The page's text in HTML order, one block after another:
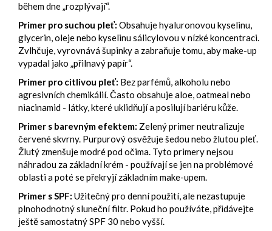
během dne „rozplývají“.
Primer pro suchou pleť: Obsahuje hyaluronovou kyselinu,
glycerin, oleje nebo kyselinu sálicylovou v nízké koncentraci.
Zvlhčuje, vyrovnává šupinky a zabraňuje tomu, aby make-up
vypadal jako „přilnavý papír“.
Primer pro citlivou pleť: Bez parfémů, alkoholu nebo
agresivních chemikálií. Často obsahuje aloe, oatmeal nebo
niacinamid - látky, které uklidňují a posilují bariéru kůže.
Primer s barevným efektem: Zelený primer neutralizuje
červené skvrny. Purpurový osvěžuje šedou nebo žlutou pleť.
Žlutý zmenšuje modré pod očima. Tyto primery nejsou
náhradou za základní krém - používají se jen na problémové
oblasti a poté se překryjí základním make-upem.
Primer s SPF: Užitečný pro denní použití, ale nezastupuje
plnohodnotný sluneční filtr. Pokud ho používáte, přidávejte
ještě samostatný SPF 30 nebo vyšší.